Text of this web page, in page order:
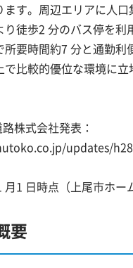
す。周辺エリアに人口
り徒歩2 分のバス停を利
所要時間約7 分と通勤利
で比較的優位な環境に立
株式会社発表：
updates/
1 日時点（上尾市ホー
要